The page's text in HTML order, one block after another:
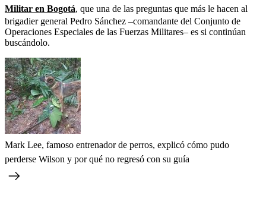
Militar en Bogotá, que una de las preguntas que más le hacen al
brigadier general Pedro Sánchez –comandante del Conjunto de
Operaciones Especiales de las Fuerzas Militares– es si continúan
buscándolo.
Mark Lee, famoso entrenador de perros, explicó cómo pudo
perderse Wilson y por qué no regresó con su guía